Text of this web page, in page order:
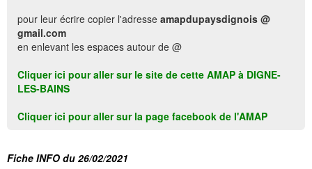
pour leur écrire copier l'adresse amapdupaysdignois @
gmail.com
en enlevant les espaces autour de @
Cliquer ici pour aller sur le site de cette AMAP à DIGNE-
LES-BAINS
Cliquer ici pour aller sur la page facebook de l'AMAP
Fiche INFO du 26/02/2021